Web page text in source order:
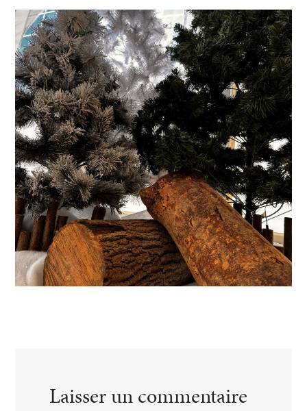
Reveal – VALTRA
ÉVÉNÉMENTS PRO
Laisser un commentaire